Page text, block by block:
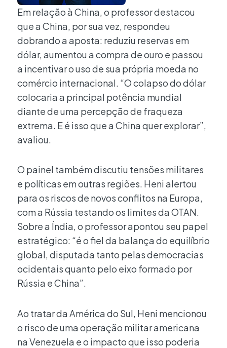
Em relação à China, o professor destacou
que a China, por sua vez, respondeu
dobrando a aposta: reduziu reservas em
dólar, aumentou a compra de ouro e passou
a incentivar o uso de sua própria moeda no
comércio internacional. “O colapso do dólar
colocaria a principal potência mundial
diante de uma percepção de fraqueza
extrema. E é isso que a China quer explorar”,
avaliou.
O painel também discutiu tensões militares
e políticas em outras regiões. Heni alertou
para os riscos de novos conflitos na Europa,
com a Rússia testando os limites da OTAN.
Sobre a Índia, o professor apontou seu papel
estratégico: “é o fiel da balança do equilíbrio
global, disputada tanto pelas democracias
ocidentais quanto pelo eixo formado por
Rússia e China”.
Ao tratar da América do Sul, Heni mencionou
o risco de uma operação militar americana
na Venezuela e o impacto que isso poderia